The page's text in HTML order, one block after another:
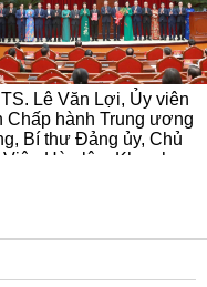
Lê Văn Lợi, Ủy viên
Chấp hành Trung ương
Bí thư Đảng ủy, Chủ
Hàn lâm Khoa học
Thường vụ Đảng ủy các
Đảng Trung ương
kỳ 2025–2030